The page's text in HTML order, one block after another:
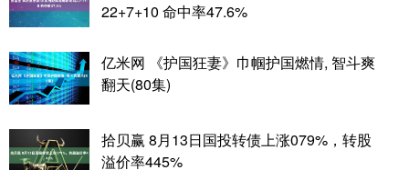
22+7+10 命中率47.6%
亿米网 《护国狂妻》巾帼护国燃情, 智斗爽
翻天(80集)
拾贝赢 8月13日国投转债上涨079%，转股
溢价率445%